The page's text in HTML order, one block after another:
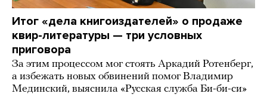
Итог «дела книгоиздателей» о продаже
квир-литературы — три условных
приговора
За этим процессом мог стоять Аркадий Ротенберг,
а избежать новых обвинений помог Владимир
Мединский, выяснила «Русская служба Би-би-си»